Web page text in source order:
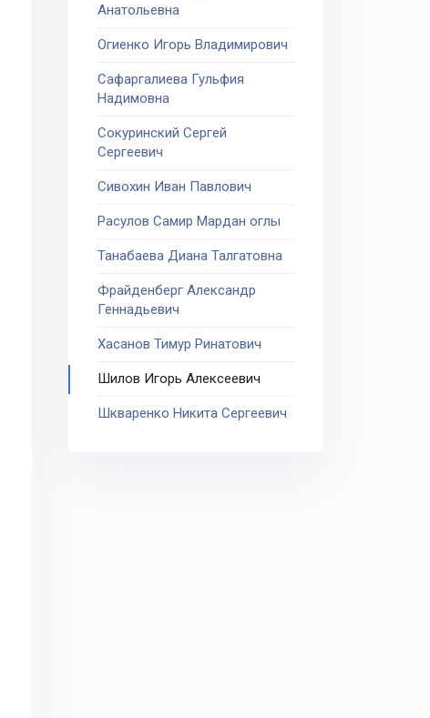
Анатольевна
Огиенко Игорь Владимирович
Сафаргалиева Гульфия
Надимовна
Сокуринский Сергей
Сергеевич
Сивохин Иван Павлович
Расулов Самир Мардан оглы
Танабаева Диана Талгатовна
Фрайденберг Александр
Геннадьевич
Хасанов Тимур Ринатович
Шилов Игорь Алексеевич
Шкваренко Никита Сергеевич